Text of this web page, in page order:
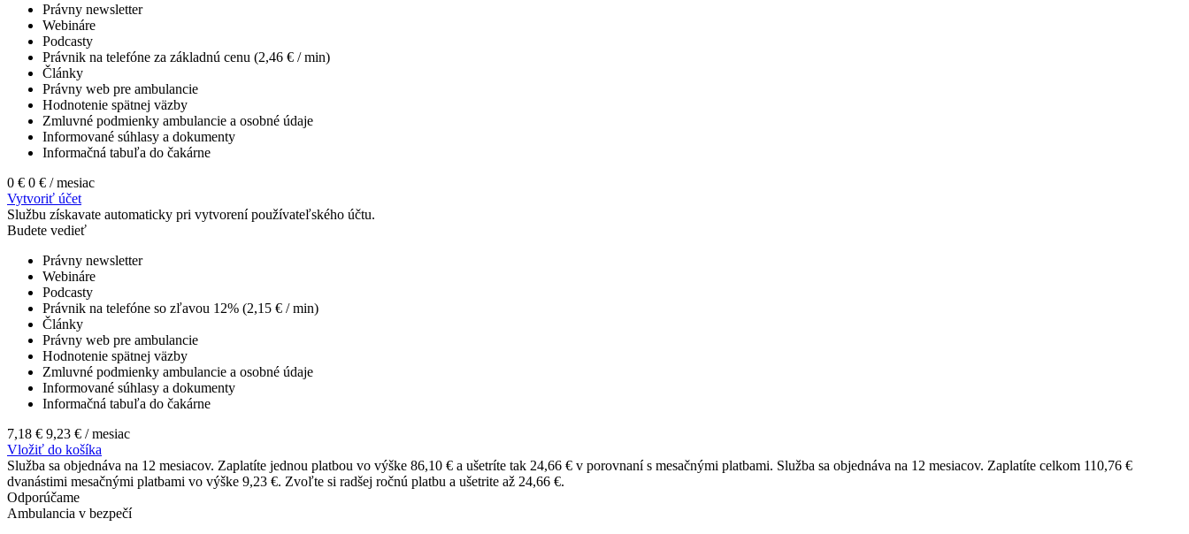
Právny newsletter
Webináre
Podcasty
Právnik na telefóne za základnú cenu (2,46 € / min)
Články
Právny web pre ambulancie
Hodnotenie spätnej väzby
Zmluvné podmienky ambulancie a osobné údaje
Informované súhlasy a dokumenty
Informačná tabuľa do čakárne
0 € 0 € / mesiac
Vytvoriť účet
Službu získavate automaticky pri vytvorení používateľského účtu.
Budete vedieť
Právny newsletter
Webináre
Podcasty
Právnik na telefóne so zľavou 12% (2,15 € / min)
Články
Právny web pre ambulancie
Hodnotenie spätnej väzby
Zmluvné podmienky ambulancie a osobné údaje
Informované súhlasy a dokumenty
Informačná tabuľa do čakárne
7,18 € 9,23 € / mesiac
Vložiť do košíka
Služba sa objednáva na 12 mesiacov. Zaplatíte jednou platbou vo výške 86,10 € a ušetríte tak 24,66 € v porovnaní s mesačnými platbami. Služba sa objednáva na 12 mesiacov. Zaplatíte celkom 110,76 €
dvanástimi mesačnými platbami vo výške 9,23 €. Zvoľte si radšej ročnú platbu a ušetrite až 24,66 €.
Odporúčame
Ambulancia v bezpečí